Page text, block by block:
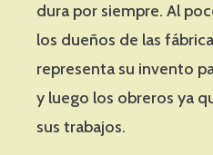
dura por siempre. Al
los dueños de las
representa su invento
y luego los obreros ya
sus trabajos.